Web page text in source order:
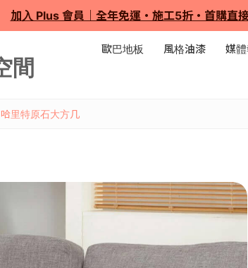
加入 Plus 會員｜全年免運・施工5折・首購直
歐巴地板 風格油漆 媒
哈里特原石大方几